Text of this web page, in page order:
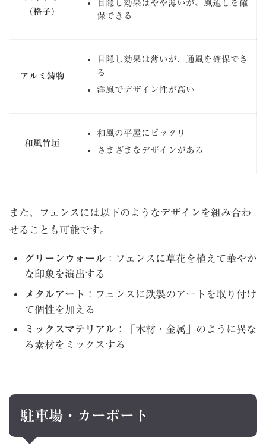
（格子）
目隠し効果はやや薄いが、風通しを確
保できる
アルミ鋳物
目隠し効果は薄いが、通風を確保でき
る
洋風でデザイン性が高い
和風竹垣
和風の平屋にピッタリ
さまざまなデザインがある
また、フェンスには以下のようなデザインを組み合わ
せることも可能です。
グリーンウォール ：フェンスに草花を植えて華やか
な印象を演出する
メタルアート ：フェンスに鉄製のアートを取り付け
て個性を加える
ミックスマテリアル ：「木材・金属」のように異な
る素材をミックスする
駐車場・カーポート